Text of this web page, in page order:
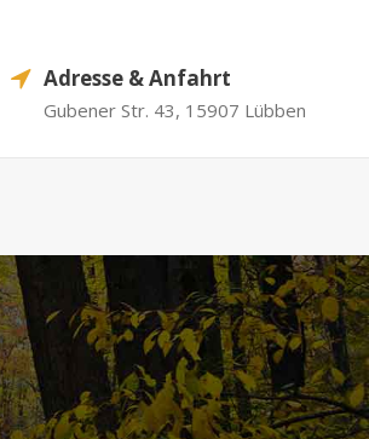
Adresse & Anfahrt
Gubener Str. 43, 15907 Lübben